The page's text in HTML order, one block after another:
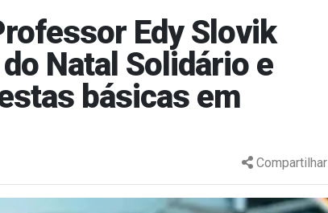
Edy Slovik
Natal Solidário e
básicas em
Compartilhar